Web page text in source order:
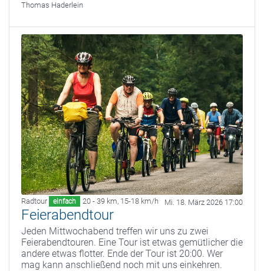
Thomas Haderlein
Radtour einfach 20 - 39 km, 15-18 km/h Mi. 18. März 2026 17:00
Feierabendtour
Jeden Mittwochabend treffen wir uns zu zwei
Feierabendtouren. Eine Tour ist etwas gemütlicher die
andere etwas flotter. Ende der Tour ist 20:00. Wer
mag kann anschließend noch mit uns einkehren.